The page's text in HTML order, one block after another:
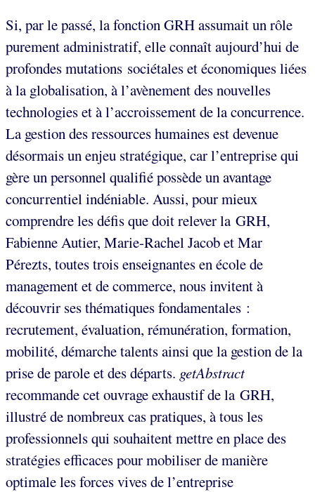
Si, par le passé, la fonction GRH assumait un rôle
purement administratif, elle connaît aujourd’hui de
profondes mutations sociétales et économiques liées
à la globalisation, à l’avènement des nouvelles
technologies et à l’accroissement de la concurrence.
La gestion des ressources humaines est devenue
désormais un enjeu stratégique, car l’entreprise qui
gère un personnel qualifié possède un avantage
concurrentiel indéniable. Aussi, pour mieux
comprendre les défis que doit relever la GRH,
Fabienne Autier, Marie-Rachel Jacob et Mar
Pérezts, toutes trois enseignantes en école de
management et de commerce, nous invitent à
découvrir ses thématiques fondamentales :
recrutement, évaluation, rémunération, formation,
mobilité, démarche talents ainsi que la gestion de la
prise de parole et des départs. getAbstract
recommande cet ouvrage exhaustif de la GRH,
illustré de nombreux cas pratiques, à tous les
professionnels qui souhaitent mettre en place des
stratégies efficaces pour mobiliser de manière
optimale les forces vives de l’entreprise